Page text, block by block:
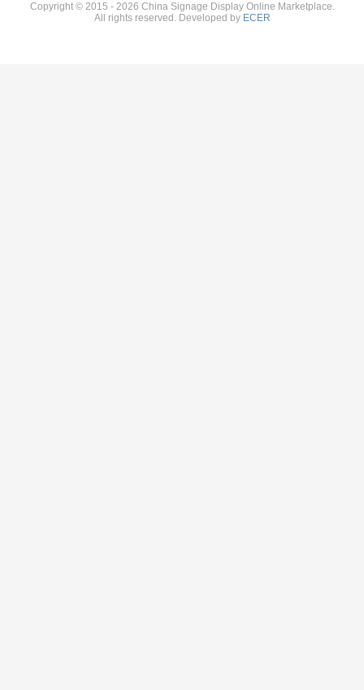
Copyright © 2015 - 2026 China Signage Display Online Marketplace.
All rights reserved. Developed by ECER